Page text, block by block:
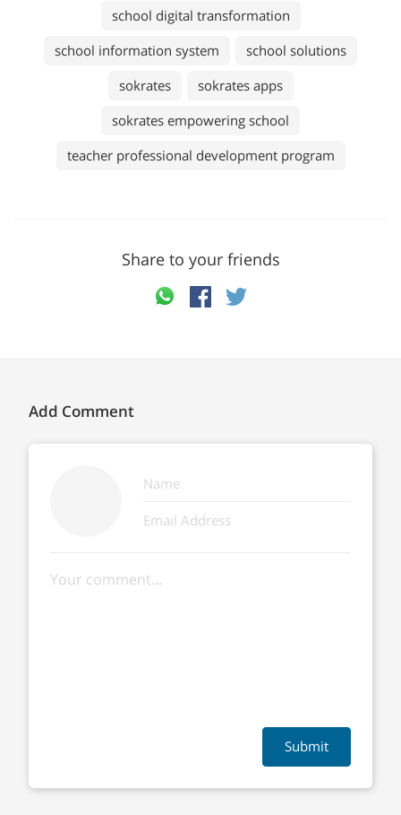
school digital transformation
school information system
school solutions
sokrates
sokrates apps
sokrates empowering school
teacher professional development program
Share to your friends
Add Comment
Submit